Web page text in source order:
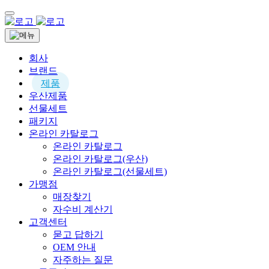
회사
브랜드
제품
우산제품
선물세트
패키지
온라인 카탈로그
온라인 카탈로그
온라인 카탈로그(우산)
온라인 카탈로그(선물세트)
가맹점
매장찾기
자수비 계산기
고객센터
묻고 답하기
OEM 안내
자주하는 질문